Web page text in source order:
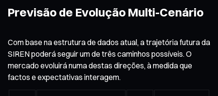
Previsão de Evolução Multi-Cenário
Com base na estrutura de dados atual, a trajetória futura da
SIREN poderá seguir um de três caminhos possíveis. O
mercado evoluirá numa destas direções, à medida que
factos e expectativas interagem.